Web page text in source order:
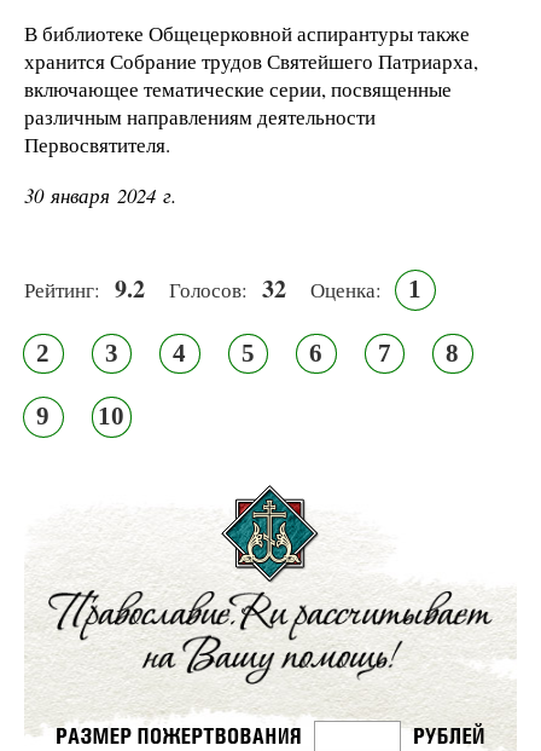
В библиотеке Общецерковной аспирантуры также
хранится Собрание трудов Святейшего Патриарха,
включающее тематические серии, посвященные
различным направлениям деятельности
Первосвятителя.
30 января 2024 г.
Рейтинг: 9.2 Голосов: 32 Оценка: 1
2 3 4 5 6 7 8
9 10